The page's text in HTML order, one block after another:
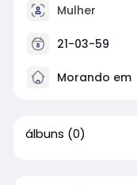
Mulher
21-03-59
Morando em
álbuns (0)